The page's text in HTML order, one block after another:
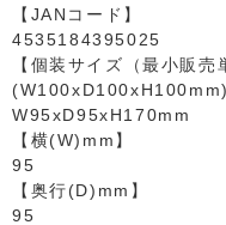
【JANコード】
4535184395025
【個装サイズ（最小販売
(W100xD100xH100mm)
W95xD95xH170mm
【横(W)mm】
95
【奥行(D)mm】
95